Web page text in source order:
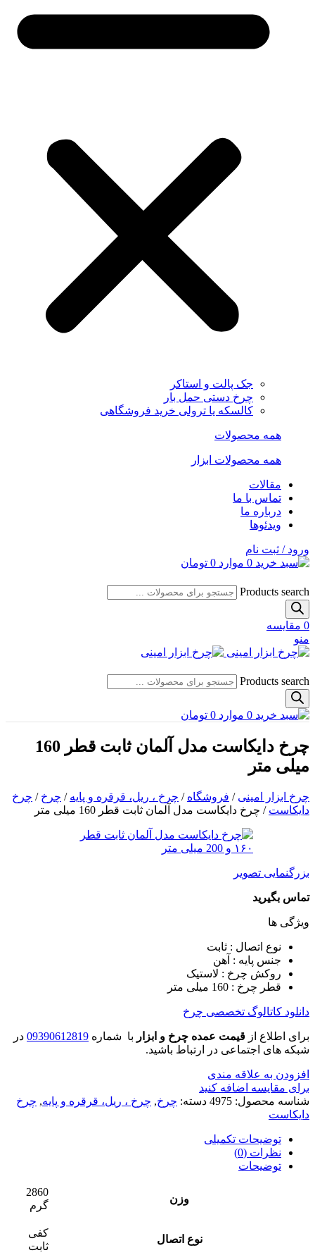
جک پالت و استاکر
چرخ دستی حمل بار
کالسکه یا ترولی خرید فروشگاهی
همه محصولات
همه محصولات ابزار
مقالات
تماس با ما
درباره ما
ویدئوها
ورود / ثبت نام
0 موارد 0 تومان
Products search
0 مقایسه
منو
Products search
0 موارد 0 تومان
چرخ دایکاست مدل آلمان ثابت قطر 160
میلی متر
چرخ ابزار امینی / فروشگاه / چرخ ، ریل، قرقره و پایه / چرخ / چرخ
دایکاست / چرخ دایکاست مدل آلمان ثابت قطر 160 میلی متر
بزرگنمایی تصویر
تماس بگیرید
ویژگی ها
نوع اتصال : ثابت
جنس پایه : آهن
روکش چرخ : لاستیک
قطر چرخ : 160 میلی متر
دانلود کاتالوگ تخصصی چرخ
برای اطلاع از قیمت عمده چرخ و ابزار با شماره 09390612819 در
شبکه های اجتماعی در ارتباط باشید.
افزودن به علاقه مندی
برای مقایسه اضافه کنید
شناسه محصول: 4975 دسته: چرخ, چرخ ، ریل، قرقره و پایه, چرخ
دایکاست
توضیحات تکمیلی
نظرات (0)
توضیحات
وزن
2860
گرم
نوع اتصال
کفی
ثابت